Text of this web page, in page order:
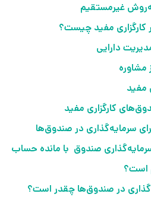
غیرمستقیم
کارگزاری مفید چیست؟
دارایی
مشاوره
مفید
کارگزاری مفید
سرمایه‌گذاری در صندوق‌ها
صندوق با مانده حساب
است؟
در صندوق‌ها چقدر است؟